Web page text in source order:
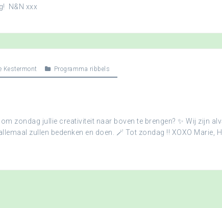
N&N xxx
Kestermont Programma ribbels
zondag jullie creativiteit naar boven te brengen? ✨ Wij zijn
zullen bedenken en doen. 🪄 Tot zondag !! XOXO Marie,